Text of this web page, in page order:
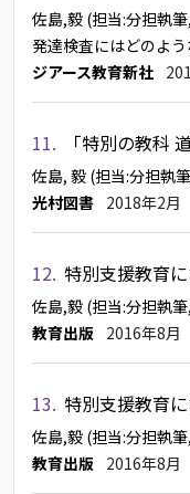
佐島,毅 (担当:分担執
発達検査にはどのよ
ジアース教育新社
11. 「特別の教科
佐島, 毅 (担当:分担執
光村図書 2018年2月
12. 特別支援教育
佐島,毅 (担当:分担執
教育出版 2016年8月
13. 特別支援教育
佐島,毅 (担当:分担執
教育出版 2016年8月